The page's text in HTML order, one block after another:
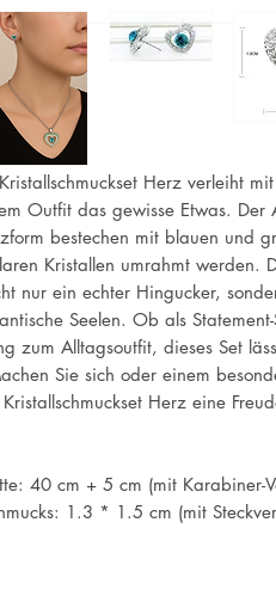
Herz verleiht
Outfit das gewisse Etwas.
bestechen mit blauen und
Kristallen umrahmt werden.
nur ein echter Hingucker,
Seelen. Ob als
zum Alltagsoutfit, dieses Set
Sie sich oder einem
Herz eine
40 cm + 5 cm (mit Karabiner-
1.3 * 1.5 cm (mit